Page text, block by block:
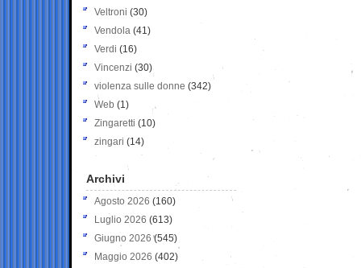
Veltroni (30)
Vendola (41)
Verdi (16)
Vincenzi (30)
violenza sulle donne (342)
Web (1)
Zingaretti (10)
zingari (14)
Archivi
Agosto 2026 (160)
Luglio 2026 (613)
Giugno 2026 (545)
Maggio 2026 (402)